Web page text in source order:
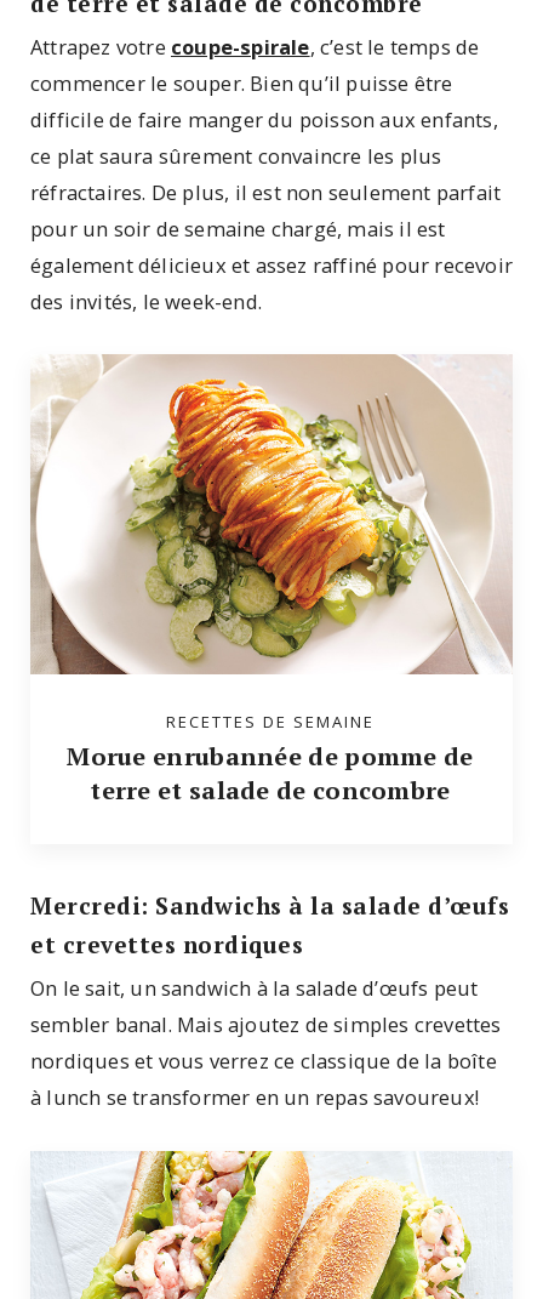
Attrapez votre coupe-spirale, c’est le temps de
commencer le souper. Bien qu’il puisse être
difficile de faire manger du poisson aux enfants,
ce plat saura sûrement convaincre les plus
réfractaires. De plus, il est non seulement parfait
pour un soir de semaine chargé, mais il est
également délicieux et assez raffiné pour recevoir
des invités, le week-end.
RECETTES DE SEMAINE
Morue enrubannée de pomme de
terre et salade de concombre
Mercredi: Sandwichs à la salade d’œufs
et crevettes nordiques
On le sait, un sandwich à la salade d’œufs peut
sembler banal. Mais ajoutez de simples crevettes
nordiques et vous verrez ce classique de la boîte
à lunch se transformer en un repas savoureux!